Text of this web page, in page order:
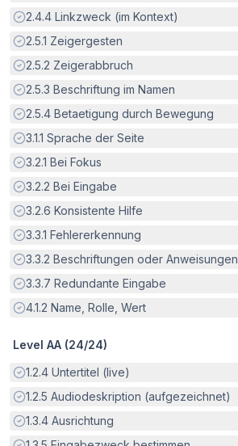
Erfüllt:
2.4.4 Linkzweck (im Kontext)
Erfüllt:
2.5.1 Zeigergesten
Erfüllt:
2.5.2 Zeigerabbruch
Erfüllt:
2.5.3 Beschriftung im Namen
Erfüllt:
2.5.4 Betaetigung durch Bewegung
Erfüllt:
3.1.1 Sprache der Seite
Erfüllt:
3.2.1 Bei Fokus
Erfüllt:
3.2.2 Bei Eingabe
Erfüllt:
3.2.6 Konsistente Hilfe
Erfüllt:
3.3.1 Fehlererkennung
Erfüllt:
3.3.2 Beschriftungen oder Anweisungen
Erfüllt:
3.3.7 Redundante Eingabe
Erfüllt:
4.1.2 Name, Rolle, Wert
Level AA (24/24)
Erfüllt:
1.2.4 Untertitel (live)
Erfüllt:
1.2.5 Audiodeskription (aufgezeichnet)
Erfüllt:
1.3.4 Ausrichtung